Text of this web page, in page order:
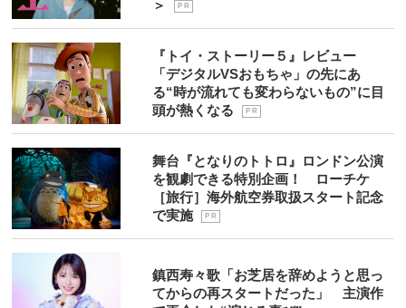
＞
P R
『トイ・ストーリー５』レビュー
「デジタルVSおもちゃ」の先にあ
る“時が流れても変わらないもの”に目
頭が熱くなる
P R
舞台『となりのトトロ』ロンドン公演
を観劇できる特別企画！ ローチケ
［旅行］海外航空券取扱スタート記念
で実施
P R
鎮西寿々歌「お芝居を辞めようと思っ
てからの再スタートだった」 主演作